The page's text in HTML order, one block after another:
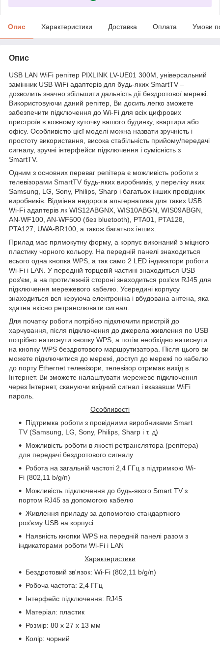
Опис Характеристики Доставка Оплата Умови
Опис
USB LAN WiFi репітер PIXLINK LV-UE01 300M, універсальний
замінник USB WiFi адаптерів для будь-яких SmartTV –
дозволить значно збільшити дальність дії бездротової мережі.
Використовуючи даний репітер, Ви досить легко зможете
забезпечити підключення до Wi-Fi для всіх цифрових
пристроїв в кожному куточку вашого будинку, квартири або
офісу. Особливістю цієї моделі можна назвати зручність і
простоту використання, висока стабільність прийому/передачі
сигналу, зручні інтерфейси підключення і сумісність з
SmartTV.
Одним з основних переваг репітера є можливість роботи з
телевізорами SmartTV будь-яких виробників, у переліку яких
Samsung, LG, Sony, Philips, Sharp і багатьох інших провідних
виробників. Відмінна недорога альтернатива для таких USB
Wi-Fi адаптерів як WIS12ABGNX, WIS10ABGN, WIS09ABGN,
AN-WF100, AN-WF500 (без bluetooth), PTA01, PTA128,
PTA127, UWA-BR100, а також багатьох інших.
Прилад має прямокутну форму, а корпус виконаний з міцного
пластику чорного кольору. На передній панелі знаходиться
всього одна кнопка WPS , а так само 2 LED індикатори роботи
Wi-Fi і LAN . У передній торцевій частині знаходиться USB
роз'єм, а на протилежній стороні знаходиться роз'єм RJ45 для
підключення мережевого кабелю. Усередині корпусу
знаходиться вся керуюча електроніка і вбудована антена, яка
здатна якісно ретранслювати сигнал.
Для початку роботи потрібно підключити пристрій до
харчування, після підключення до джерела живлення по USB
потрібно натиснути кнопку WPS, а потім необхідно натиснути
на кнопку WPS бездротового маршрутизатора. Після цього ви
можете підключитися до мережі, доступ до мережі по кабелю
до порту Ethernet телевізори, телевізор отримає вихід в
Інтернет. Ви зможете налаштувати мережеве підключення
через Інтернет, скануючи вхідний сигнал і вказавши WiFi
пароль.
Особливості
Підтримка роботи з провідними виробниками Smart
TV (Samsung, LG, Sony, Philips, Sharp і т. д)
Можливість роботи в якості ретранслятора (репітера)
для передачі бездротового сигналу
Робота на загальній частоті 2,4 ГГц з підтримкою Wi-
Fi (802,11 b/g/n)
Можливість підключення до будь-якого Smart TV з
портом RJ45 за допомогою кабелю
Живлення приладу за допомогою стандартного
роз'єму USB на корпусі
Наявність кнопки WPS на передній панелі разом з
індикаторами роботи Wi-Fi і LAN
Характеристики
Бездротовий зв'язок: Wi-Fi (802,11 b/g/n)
Робоча частота: 2,4 ГГц
Інтерфейс підключення: RJ45
Матеріал: пластик
Розмір: 80 х 27 х 13 мм
Колір: чорний